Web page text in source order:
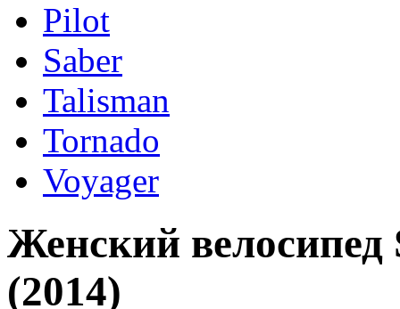
Pilot
Saber
Talisman
Tornado
Voyager
Женский велосипед
(2014)